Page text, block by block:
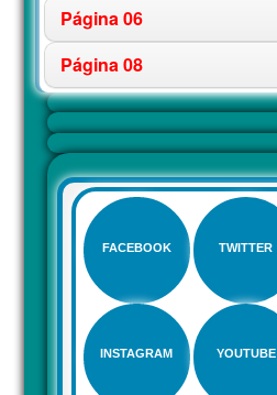
Página 06
Página 08
FACEBOOK TWITTER
INSTAGRAM YOUTUBE